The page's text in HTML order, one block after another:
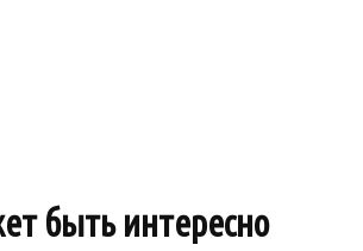
быть интересно